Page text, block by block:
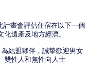
畫會評估住宿在以下一個
遺產及地方經濟。
結盟夥伴，誠摯歡迎男女
雙性人和無性向人士